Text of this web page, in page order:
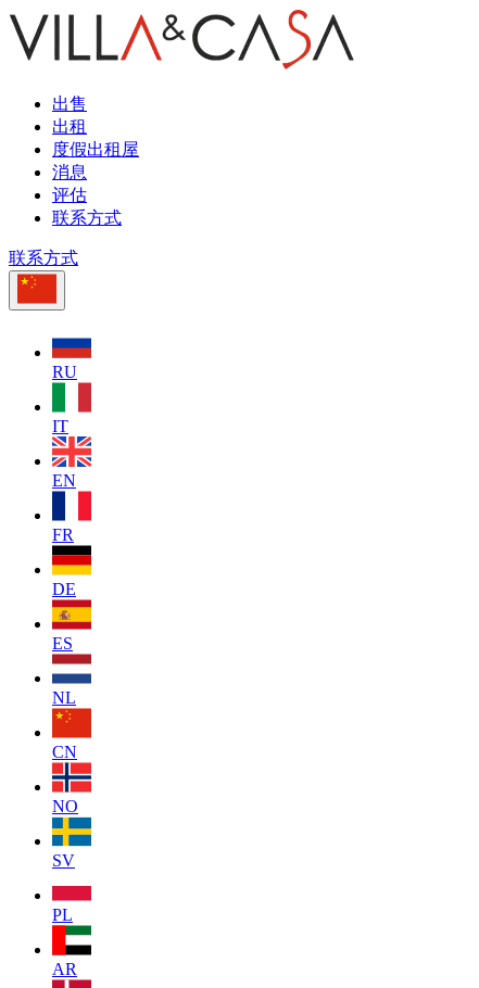
出售
出租
度假出租屋
消息
评估
联系方式
联系方式
RU
IT
EN
FR
DE
ES
NL
CN
NO
SV
PL
AR